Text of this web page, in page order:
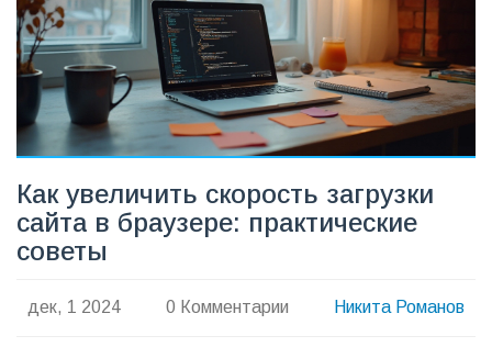
Как увеличить скорость загрузки
сайта в браузере: практические
советы
дек, 1 2024 0 Комментарии Никита Романов